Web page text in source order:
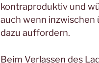
kontraproduktiv und
auch wenn inzwischen
dazu auffordern.
Beim Verlassen des